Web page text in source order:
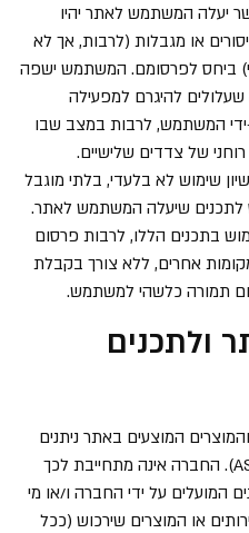
יעלה המשתמש לאתר יהיו
או מגבלות (לרבות, אך לא
ביחס לפרסומם. המשתמש ישפה
להיגרם למפעילה
המשתמש, לרבות במצב שבו
רוחני של צדדים שלישיים.
שימוש לא בלעדי, בלתי מוגבל
לתכנים שיעלה המשתמש לאתר.
בתכנים הללו, לרבות פרסום
אחרים, ללא צורך בקבלת
תמורה כלשהי למשתמש.
ולתכנים
המוצעים באתר ניתנים
). החברה אינה מתחייבת לכך
המועלים על ידי החברה ו/או מי
או המוצרים שירכוש (ככל